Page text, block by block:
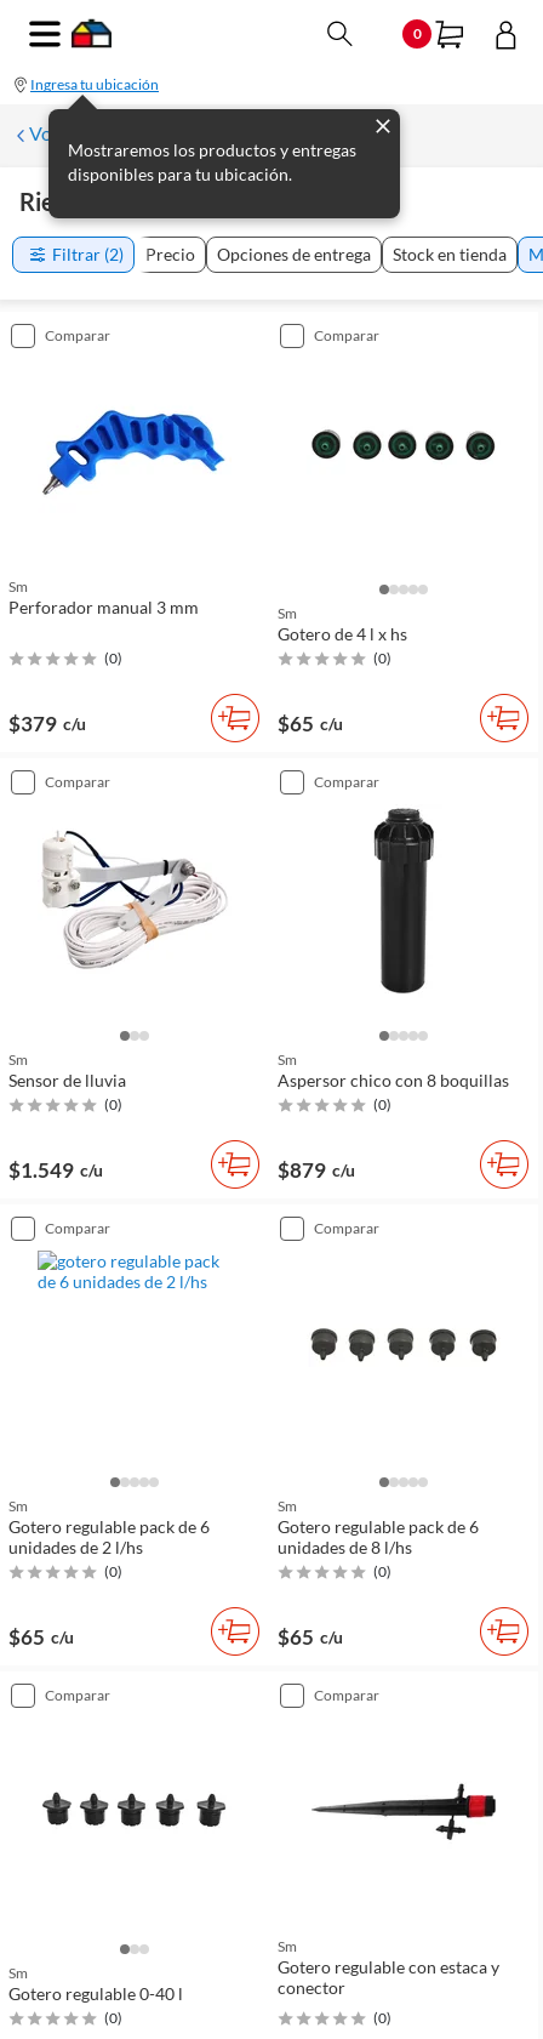
0
Ingresa tu ubicación
Mostraremos los productos y entregas
disponibles para tu ubicación.
Volver a Jardín
Riego De Jardín
Filtrar (2) Precio Opciones de entrega Stock en tienda
comparar
Sm
Perforador manual 3 mm
(0)
$379 c/u
comparar
Sm
Gotero de 4 l x hs
(0)
$65 c/u
comparar
Sm
Sensor de lluvia
(0)
$1.549 c/u
comparar
Sm
Aspersor chico con 8 boquillas
(0)
$879 c/u
comparar
Sm
Gotero regulable pack de 6
unidades de 2 l/hs
(0)
$65 c/u
comparar
Sm
Gotero regulable pack de 6
unidades de 8 l/hs
(0)
$65 c/u
comparar
Sm
Gotero regulable 0-40 l
(0)
comparar
Sm
Gotero regulable con estaca y
conector
(0)